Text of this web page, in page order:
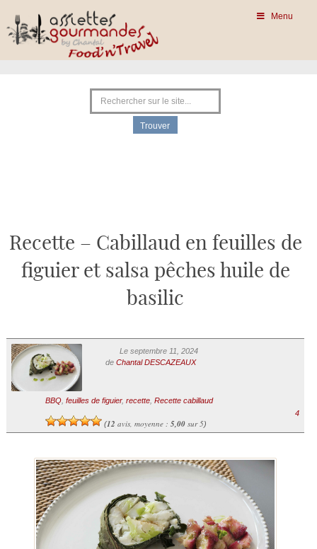
Menu
Recette – Cabillaud en feuilles de
figuier et salsa pêches huile de
basilic
Le septembre 11, 2024
de Chantal DESCAZEAUX
BBQ, feuilles de figuier, recette, Recette cabillaud
(12 avis, moyenne : 5,00sur 5)
4